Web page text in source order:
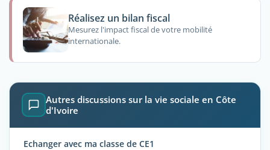
Réalisez un bilan fiscal
Mesurez l'impact fiscal de votre mobilité
internationale.
Autres discussions sur la vie sociale en Côte
d'Ivoire
Echanger avec ma classe de CE1